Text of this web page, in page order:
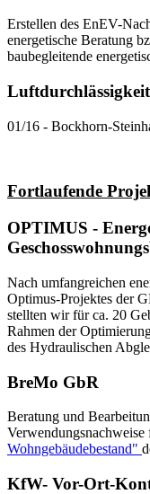
Erstellen des EnEV-
energetische Beratung
baubegleitende
01/16 - Bockhorn-
Fortlaufende
OPTIMUS -
Nach umfangreichen
Optimus-Projektes der
stellten wir für ca. 20
Rahmen der
des Hydraulischen
BreMo GbR
Beratung und
Wohngebäudebestand"
KfW- Vor-Ort-